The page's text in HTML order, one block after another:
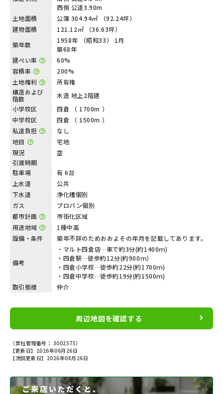
西側 公道3.90m
土地面積
公簿 304.94㎡ （92.24坪）
建物面積
121.12㎡ （36.63坪）
築年数
1958年 （昭和33） 1月
築68年
建ぺい率
60%
容積率
200%
土地権利
所有権
構造および
階数
木造 地上2階建
小学校区
四倉 （ 1700m ）
中学校区
四倉 （ 1500m ）
私道負担
なし
地目
宅地
現況
空
引渡時期
駐車場
有 6台
上水道
公共
下水道
浄化槽個別
ガス
プロパン個別
都市計画
市街化区域
用途地域
1種中高
設備・条件
築年不詳のためおおよその年月を記載してあります。
備考
・マルト四倉店…車で約3分(約1400ｍ)
・四倉駅…徒歩約12分(約900ｍ）
・四倉小学校…徒歩約22分(約1700ｍ)
・四倉中学校…徒歩約19分(約1500ｍ)
取引態様
仲介
周辺地図を確認する
（弊社管理番号： 3002575）
【更新日】2026年06月26日
【次回更新日】2026年08月26日